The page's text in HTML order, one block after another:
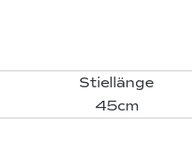
Stiellänge
45cm